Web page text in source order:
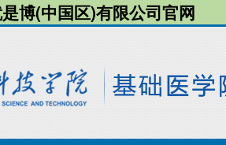
博(中国区)有限公司官网